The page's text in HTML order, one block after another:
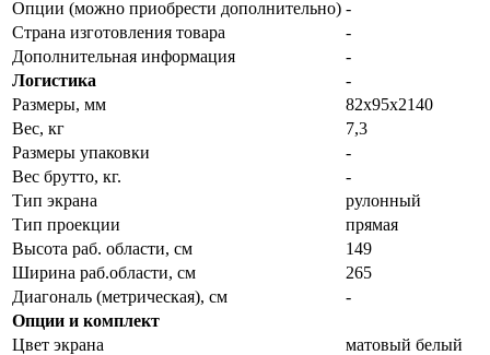
Опции (можно приобрести дополнительно) -
Страна изготовления товара
-
Дополнительная информация
-
Логистика
-
Размеры, мм
82х95х2140
Вес, кг
7,3
Размеры упаковки
-
Вес брутто, кг.
-
Тип экрана
рулонный
Тип проекции
прямая
Высота раб. области, см
149
Ширина раб.области, см
265
Диагональ (метрическая), см
-
Опции и комплект
Цвет экрана
матовый белый